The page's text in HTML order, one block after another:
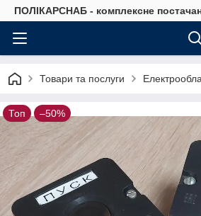
ПОЛІКАРСНАБ - комплексне
Товари та послуги
Топ –50%